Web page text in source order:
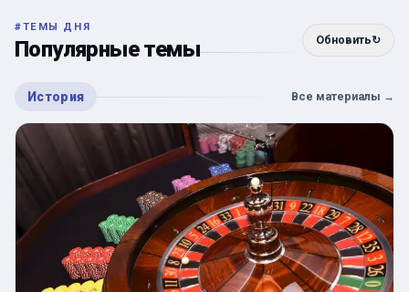
#ТЕМЫ ДНЯ
Популярные темы Обновить↻
История Все материалы →